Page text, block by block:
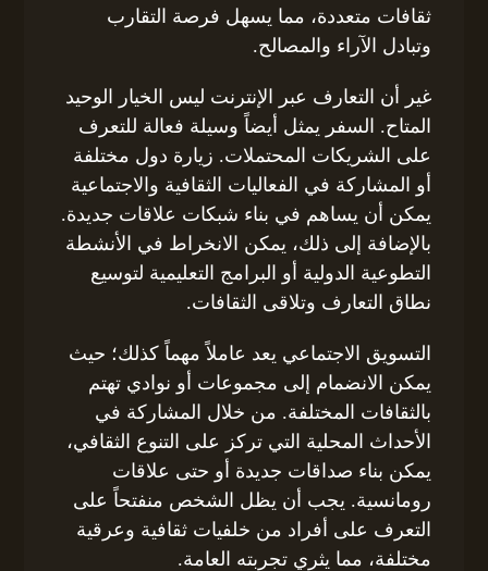
ثقافات متعددة، مما يسهل فرصة التقارب
وتبادل الآراء والمصالح.
غير أن التعارف عبر الإنترنت ليس الخيار الوحيد
المتاح. السفر يمثل أيضاً وسيلة فعالة للتعرف
على الشريكات المحتملات. زيارة دول مختلفة
أو المشاركة في الفعاليات الثقافية والاجتماعية
يمكن أن يساهم في بناء شبكات علاقات جديدة.
بالإضافة إلى ذلك، يمكن الانخراط في الأنشطة
التطوعية الدولية أو البرامج التعليمية لتوسيع
نطاق التعارف وتلاقى الثقافات.
التسويق الاجتماعي يعد عاملاً مهماً كذلك؛ حيث
يمكن الانضمام إلى مجموعات أو نوادي تهتم
بالثقافات المختلفة. من خلال المشاركة في
الأحداث المحلية التي تركز على التنوع الثقافي،
يمكن بناء صداقات جديدة أو حتى علاقات
رومانسية. يجب أن يظل الشخص منفتحاً على
التعرف على أفراد من خلفيات ثقافية وعرقية
مختلفة، مما يثري تجربته العامة.